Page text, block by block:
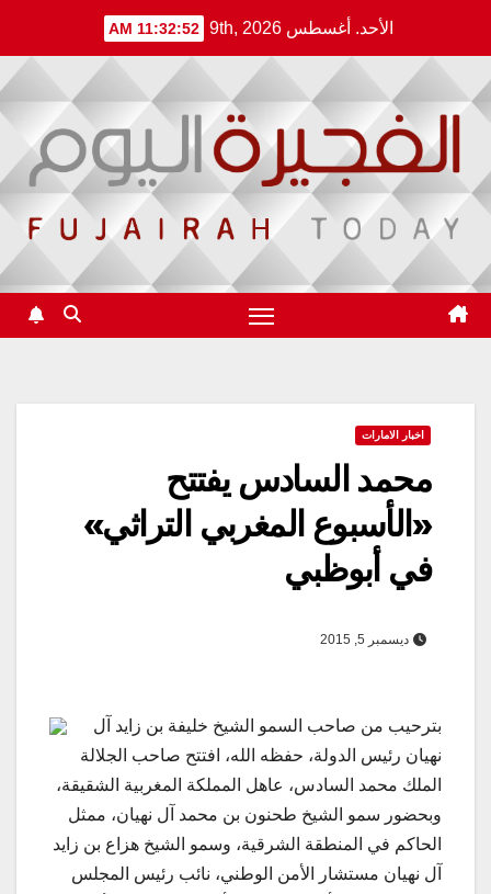
content
الأحد. أغسطس 9th, 2026 11:32:52 AM
اخبار الامارات
محمد السادس يفتتح
«الأسبوع المغربي التراثي»
في أبوظبي
ديسمبر 5, 2015
بترحيب من صاحب السمو الشيخ خليفة بن زايد آل
نهيان رئيس الدولة، حفظه الله، افتتح صاحب الجلالة
الملك محمد السادس، عاهل المملكة المغربية الشقيقة،
وبحضور سمو الشيخ طحنون بن محمد آل نهيان، ممثل
الحاكم في المنطقة الشرقية، وسمو الشيخ هزاع بن زايد
آل نهيان مستشار الأمن الوطني، نائب رئيس المجلس